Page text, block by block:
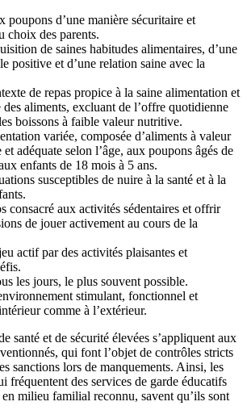
poupons d’une manière sécuritaire et
choix des parents.
de saines habitudes alimentaires, d’une
positive et d’une relation saine avec la
de repas propice à la saine alimentation et
des aliments, excluant de l’offre quotidienne
boissons à faible valeur nutritive.
variée, composée d’aliments à valeur
adéquate selon l’âge, aux poupons âgés de
enfants de 18 mois à 5 ans.
susceptibles de nuire à la santé et à la
consacré aux activités sédentaires et offrir
de jouer activement au cours de la
actif par des activités plaisantes et
les jours, le plus souvent possible.
stimulant, fonctionnel et
comme à l’extérieur.
santé et de sécurité élevées s’appliquent aux
qui font l’objet de contrôles stricts
sanctions lors de manquements. Ainsi, les
fréquentent des services de garde éducatifs
milieu familial reconnu, savent qu’ils sont